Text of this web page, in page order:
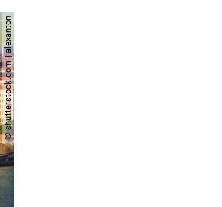
© shutterstock.com | alexanton